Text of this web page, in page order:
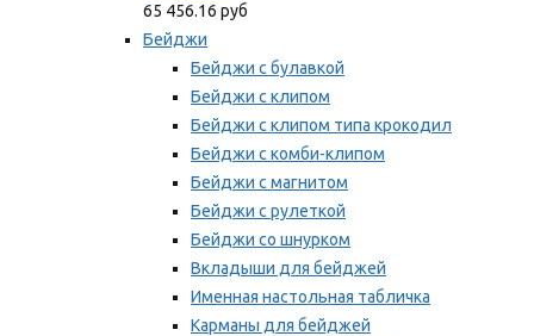
65 456.16 руб
Бейджи
Бейджи с булавкой
Бейджи с клипом
Бейджи с клипом типа крокодил
Бейджи с комби-клипом
Бейджи с магнитом
Бейджи с рулеткой
Бейджи со шнурком
Вкладыши для бейджей
Именная настольная табличка
Карманы для бейджей